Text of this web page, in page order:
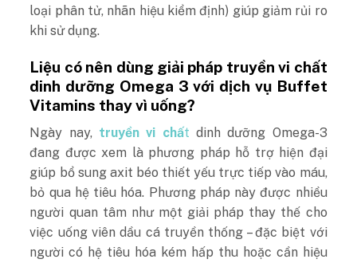
loại phân tử, nhãn hiệu kiểm định) giúp giảm rủi ro
khi sử dụng.
Liệu có nên dùng giải pháp truyền vi chất
dinh dưỡng Omega 3 với dịch vụ Buffet
Vitamins thay vì uống?
Ngày nay, truyền vi chất dinh dưỡng Omega-3
đang được xem là phương pháp hỗ trợ hiện đại
giúp bổ sung axit béo thiết yếu trực tiếp vào máu,
bỏ qua hệ tiêu hóa. Phương pháp này được nhiều
người quan tâm như một giải pháp thay thế cho
việc uống viên dầu cá truyền thống – đặc biệt với
người có hệ tiêu hóa kém hấp thu hoặc cần hiệu